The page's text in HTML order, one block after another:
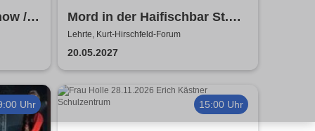
/
Mord in der Haifischbar St.
Pauli - Theater IK's & The
Rattles - Theater & Musik
Lehrte, Kurt-Hirschfeld-Forum
20.05.2027
Uhr 15:00 Uhr